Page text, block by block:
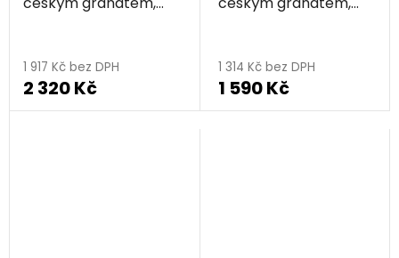
1 917 Kč bez DPH
2 320 Kč
1 314 Kč bez DPH
1 590 Kč